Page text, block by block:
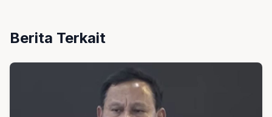
Berita Terkait